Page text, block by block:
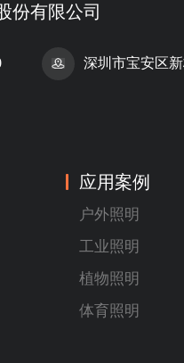
份有限公司
深圳市宝安区
应用案例
户外照明
工业照明
植物照明
体育照明